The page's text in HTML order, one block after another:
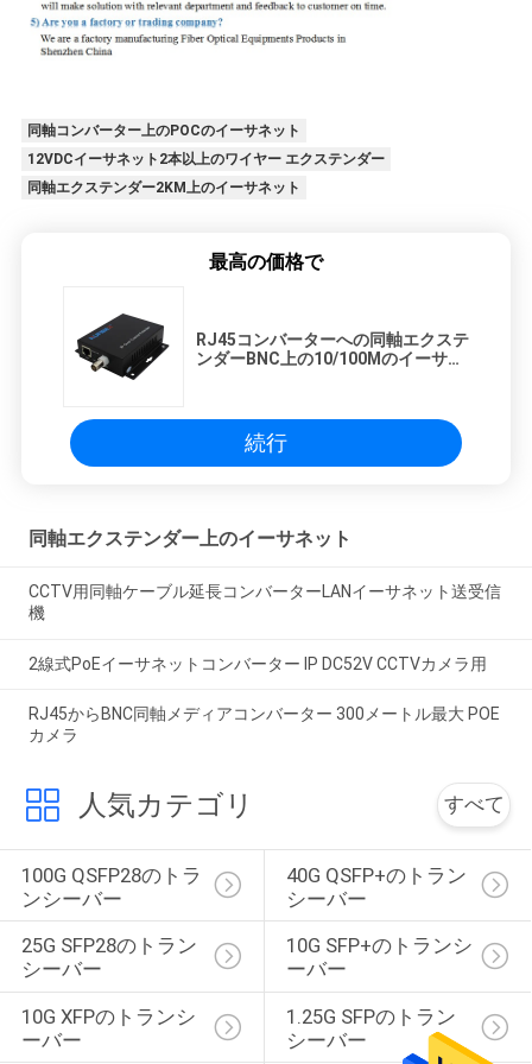
同軸コンバーター上のPOCのイーサネット
12VDCイーサネット2本以上のワイヤー エクステンダー
同軸エクステンダー2KM上のイーサネット
最高の価格で
RJ45コンバーターへの同軸エクステ
ンダーBNC上の10/100Mのイーサネ
続行
同軸エクステンダー上のイーサネット
CCTV用同軸ケーブル延長コンバーターLANイーサネット送受信
機
2線式PoEイーサネットコンバーター IP DC52V CCTVカメラ用
RJ45からBNC同軸メディアコンバーター 300メートル最大 POE
カメラ
人気カテゴリ すべて
100G QSFP28のトラ
ンシーバー
40G QSFP+のトラン
シーバー
25G SFP28のトラン
シーバー
10G SFP+のトランシ
ーバー
10G XFPのトランシ
ーバー
1.25G SFPのトラン
シーバー